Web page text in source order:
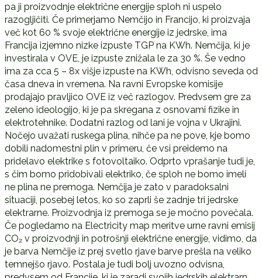
pa ji proizvodnje električne energije sploh ni uspelo
razogljičiti. Če primerjamo Nemčijo in Francijo, ki proizvaja
več kot 60 % svoje električne energije iz jedrske, ima
Francija izjemno nizke izpuste TGP na KWh. Nemčija, ki je
investirala v OVE, je izpuste znižala le za 30 %. Še vedno
ima za cca 5 – 8x višje izpuste na KWh, odvisno seveda od
časa dneva in vremena. Na ravni Evropske komisije
prodajajo pravljico OVE iz več razlogov. Predvsem gre za
zeleno ideologijo, ki je pa skregana z osnovami fizike in
elektrotehnike. Dodatni razlog od lani je vojna v Ukrajini.
Nočejo uvažati ruskega plina, nihče pa ne pove, kje bomo
dobili nadomestni plin v primeru, če vsi preidemo na
pridelavo elektrike s fotovoltaiko. Odprto vprašanje tudi je,
s čim bomo pridobivali elektriko, če sploh ne bomo imeli
ne plina ne premoga. Nemčija je zato v paradoksalni
situaciji, posebej letos, ko so zaprli še zadnje tri jedrske
elektrarne. Proizvodnja iz premoga se je močno povečala.
Če pogledamo na Electricity map meritve urne ravni emisij
CO₂ v proizvodnji in potrošnji električne energije, vidimo, da
je barva Nemčije iz prej svetlo rjave barve prešla na veliko
temnejšo rjavo. Postala je tudi bolj uvozno odvisna,